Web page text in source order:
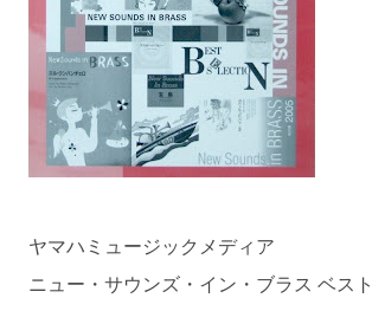
ヤマハミュージックメディア
ニュー・サウンズ・イン・ブラス ベス